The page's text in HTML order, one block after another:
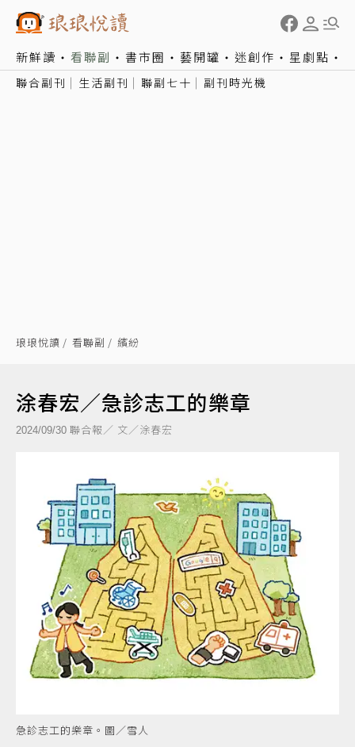
新鮮讀 看聯副 書市圈 藝開罐 迷創作 星劇點
聯合副刊 生活副刊 聯副七十 副刊時光機
琅琅悅讀 看聯副 繽紛
涂春宏／急診志工的樂章
2024/09/30 聯合報／ 文／涂春宏
急診志工的樂章。圖／雪人